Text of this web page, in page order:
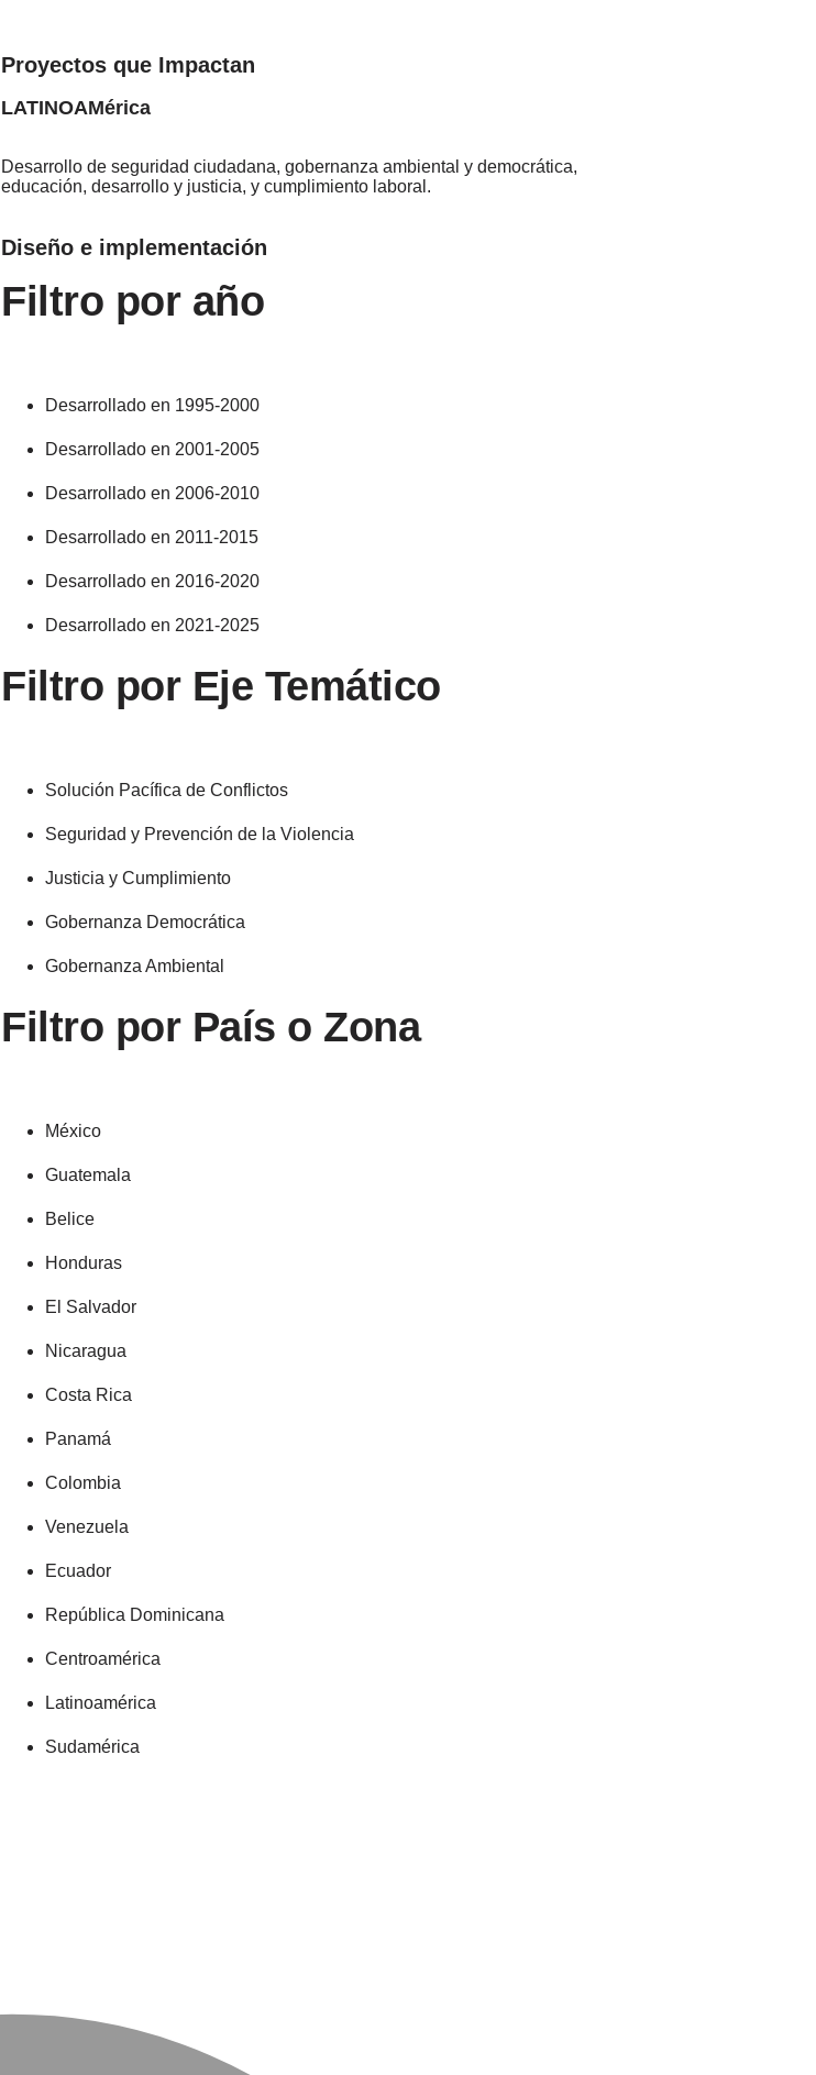
Proyectos que Impactan
LATINOAMérica
Desarrollo de seguridad ciudadana, gobernanza ambiental y democrática,
educación, desarrollo y justicia, y cumplimiento laboral.
Diseño e implementación
Filtro por año
Desarrollado en 1995-2000
Desarrollado en 2001-2005
Desarrollado en 2006-2010
Desarrollado en 2011-2015
Desarrollado en 2016-2020
Desarrollado en 2021-2025
Filtro por Eje Temático
Solución Pacífica de Conflictos
Seguridad y Prevención de la Violencia
Justicia y Cumplimiento
Gobernanza Democrática
Gobernanza Ambiental
Filtro por País o Zona
México
Guatemala
Belice
Honduras
El Salvador
Nicaragua
Costa Rica
Panamá
Colombia
Venezuela
Ecuador
República Dominicana
Centroamérica
Latinoamérica
Sudamérica